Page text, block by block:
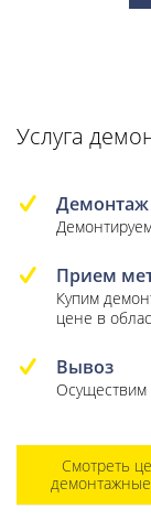
Услуга
Демонтаж
Прием
Купим
цене в
Вывоз
Осуществим
Смотреть